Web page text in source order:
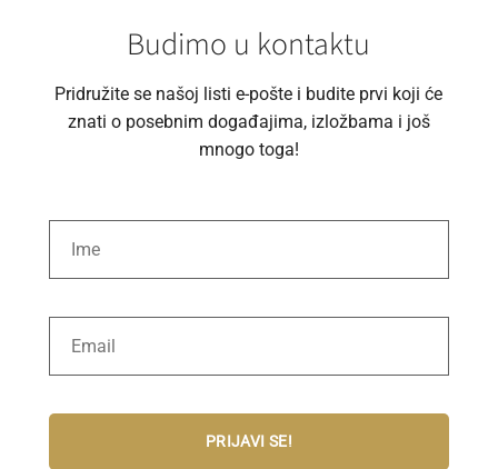
Budimo u kontaktu
Pridružite se našoj listi e-pošte i budite prvi koji će
znati o posebnim događajima, izložbama i još
mnogo toga!